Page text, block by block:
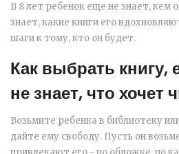
В 8 лет ребенок еще не знает, кем
знает, какие книги его
шаги к тому, кто он будет.
Как выбрать книгу,
не знает, что хочет
Возьмите ребенка в библиотеку
дайте ему свободу. Пусть он